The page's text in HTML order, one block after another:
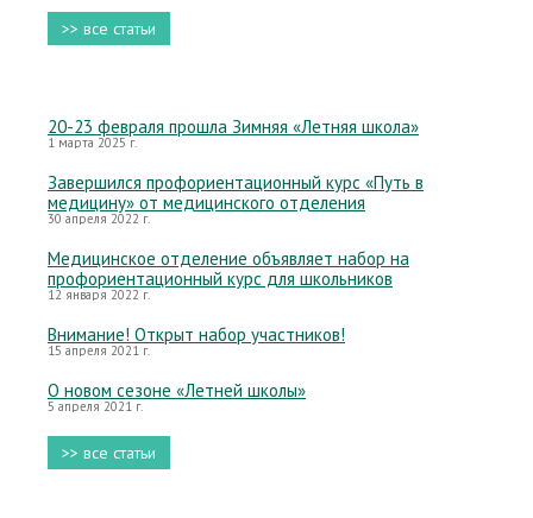
>> все статьи
20-23 февраля прошла Зимняя «Летняя школа»
1 марта 2025 г.
Завершился профориентационный курс «Путь в
медицину» от медицинского отделения
30 апреля 2022 г.
Медицинское отделение объявляет набор на
профориентационный курс для школьников
12 января 2022 г.
Внимание! Открыт набор участников!
15 апреля 2021 г.
О новом сезоне «Летней школы»
5 апреля 2021 г.
>> все статьи